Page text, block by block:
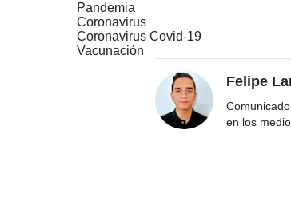
Pandemia
Coronavirus
Coronavirus Covid-19
Vacunación
Felipe
en los